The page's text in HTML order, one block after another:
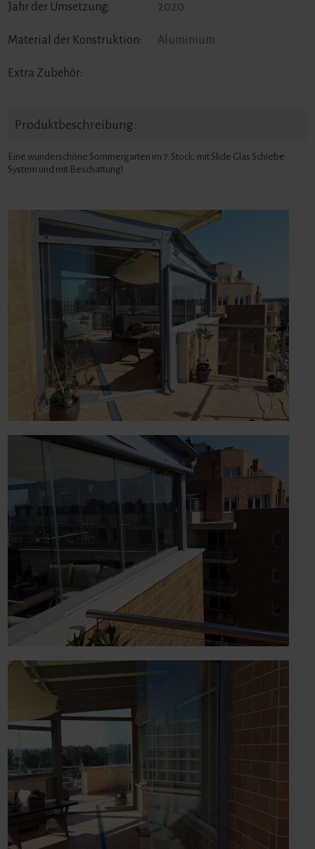
Jahr der Umsetzung: 2020
Material der Konstruktion: Aluminium
Extra Zubehör:
Produktbeschreibung:
Eine wunderschöne Sommergarten im 7. Stock, mit Slide Glas Schiebe
System und mit Beschattung!